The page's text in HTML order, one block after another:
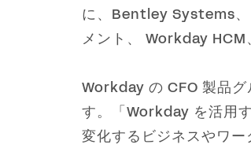
に、Bentley Systems
メント、 Workday
Workday の CFO 製品
す。「Workday を活用
変化するビジネスやワ